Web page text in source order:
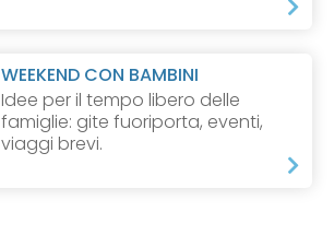
WEEKEND CON BAMBINI
Idee per il tempo libero delle
famiglie: gite fuoriporta, eventi,
viaggi brevi.